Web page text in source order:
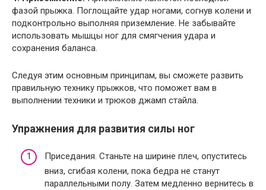
фазой прыжка. Поглощайте удар ногами, согнув колени и
подконтрольно выполняя приземление. Не забывайте
использовать мышцы ног для смягчения удара и
сохранения баланса.
Следуя этим основным принципам, вы сможете развить
правильную технику прыжков, что поможет вам в
выполнении техники и трюков джамп стайла.
Упражнения для развития силы ног
Приседания. Станьте на ширине плеч, опуститесь
вниз, сгибая колени, пока бедра не станут
параллельными полу. Затем медленно вернитесь в